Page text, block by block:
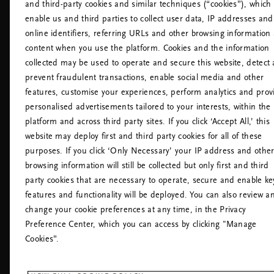
Declaração de acessibilidade
Política de Privacidade da Rituals
Regras Internas da Rituals
Retratação do contrato
PRECISA DE AJUDA? PODE-NOS LIGAR. POR
EM CONSIDERAÇÃO QUE O ATENDIMENTO
TELEFÓNICA PODERÁ SER EM INGLÊS.
+351308800619
Local Tariff
and third-party cookies and similar techniques (“cookies”), which
enable us and third parties to collect user data, IP addresses and
online identifiers, referring URLs and other browsing information
content when you use the platform. Cookies and the information
collected may be used to operate and secure this website, detect
prevent fraudulent transactions, enable social media and other
features, customise your experiences, perform analytics and
personalised advertisements tailored to your interests, within the
platform and across third party sites. If you click ‘Accept All,’ this
website may deploy first and third party cookies for all of these
purposes. If you click ‘Only Necessary’ your IP address and other
browsing information will still be collected but only first and third
party cookies that are necessary to operate, secure and enable
features and functionality will be deployed. You can also review
change your cookie preferences at any time, in the Privacy
Preference Center, which you can access by clicking "Manage
Cookies”.